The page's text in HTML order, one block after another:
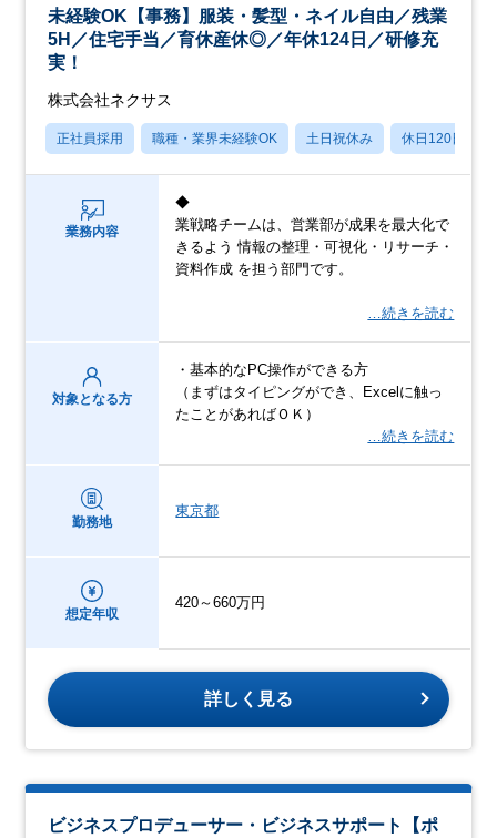
未経験OK【事務】服装・髪型・ネイル自由／残業
5H／住宅手当／育休産休◎／年休124日／研修充
実！
株式会社ネクサス
正社員採用 職種・業界未経験OK 土日祝休み 休日120日以上
業務内容
◆
業戦略チームは、営業部が成果を最大化で
きるよう 情報の整理・可視化・リサーチ・
資料作成 を担う部門です。
…続きを読む
対象となる方
・基本的なPC操作ができる方
（まずはタイピングができ、Excelに触っ
たことがあればＯＫ）
…続きを読む
勤務地
東京都
想定年収
420～660万円
詳しく見る
ビジネスプロデューサー・ビジネスサポート【ポ